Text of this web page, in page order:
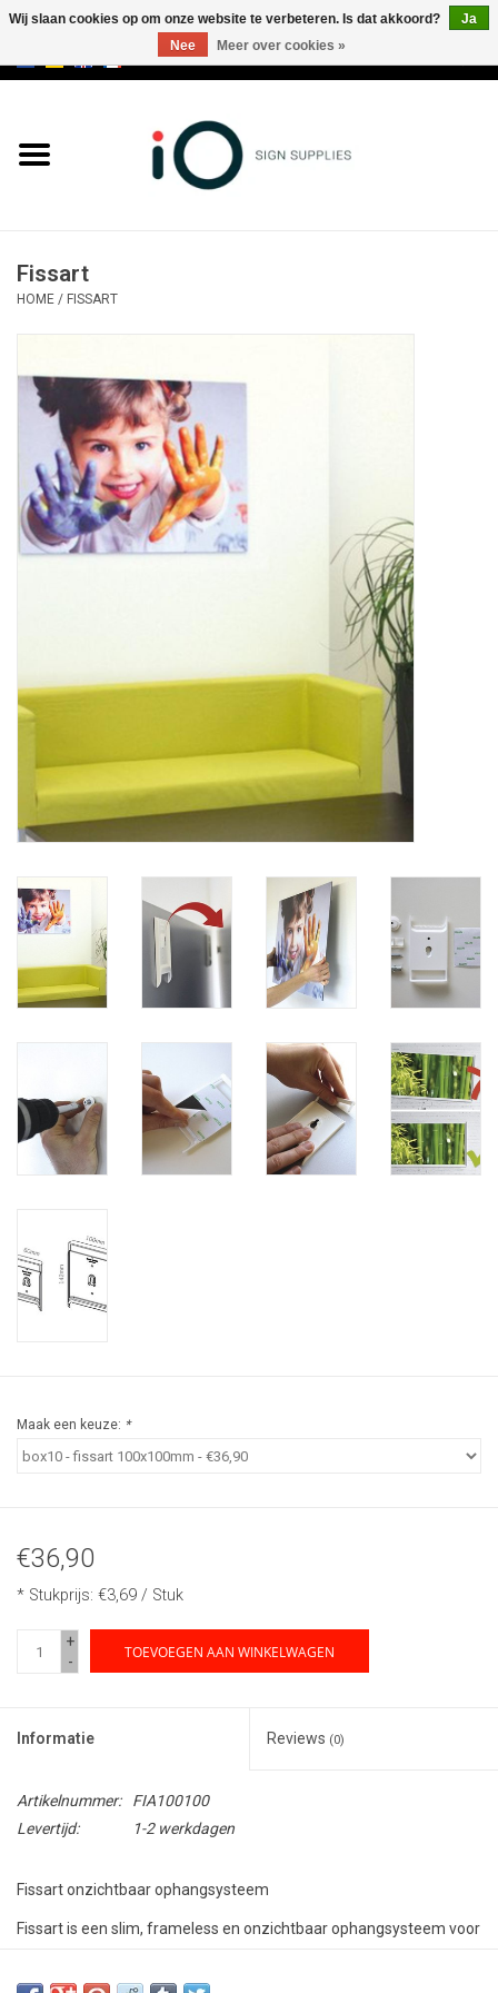
Merken
Bel ons op +32 3 353 67 63
Fissart
HOME / FISSART
Maak een keuze: *
€36,90
* Stukprijs: €3,69 / Stuk
+
-
TOEVOEGEN AAN WINKELWAGEN
Informatie Reviews (0)
Artikelnummer:
FIA100100
Levertijd:
1-2 werkdagen
Fissart onzichtbaar ophangsysteem
Fissart is een slim, frameless en onzichtbaar ophangsysteem voor
montageplaat en een bevestigingsschijf. De montageplaat is
Wij slaan cookies op om onze website te verbeteren. Is dat akkoord?
Ja
Nee
Meer over cookies »